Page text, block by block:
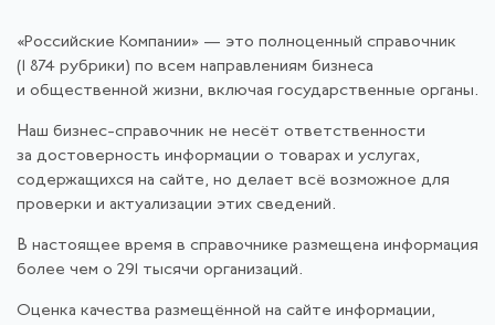
«Российские Компании» — это полноценный справочник
(1 874 рубрики) по всем направлениям бизнеса
и общественной жизни, включая государственные органы.
Наш бизнес-справочник не несёт ответственности
за достоверность информации о товарах и услугах,
содержащихся на сайте, но делает всё возможное для
проверки и актуализации этих сведений.
В настоящее время в справочнике размещена информация
более чем о 291 тысячи организаций.
Оценка качества размещённой на сайте информации,